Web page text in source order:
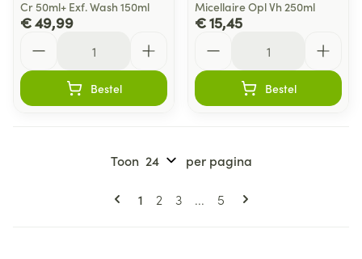
Cr 50ml+ Exf. Wash 150ml
€ 49,99
Bestel
Micellaire Opl Vh 250ml
€ 15,45
Bestel
Pagina's
U lees momenteel pagina
1 Pagina
2 Pagina
3 ... Pagina
5
Toon per pagina